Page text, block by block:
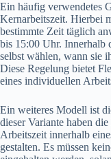
Ein häufig verwendetes
Kernarbeitszeit. Hierbei
bestimmte Zeit täglich
bis 15:00 Uhr. Innerhalb
selbst wählen, wann sie
Diese Regelung bietet
eines individuellen
Ein weiteres Modell ist
dieser Variante haben
Arbeitszeit innerhalb
gestalten. Es müssen